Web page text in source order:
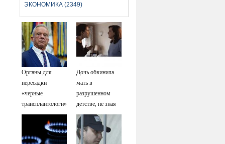
ЭКОНОМИКА (2349)
Органы для
пересадки
«черные
трансплантологи»
извлекали у еще
живых пациентов
Дочь обвинила
мать в
разрушенном
детстве, не зная
всей правды о
своём отце -
история одной